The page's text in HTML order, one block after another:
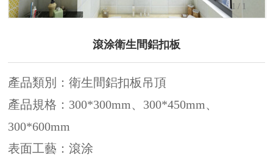
1 /1
滾涂衛生間鋁扣板
產品類別：衛生間鋁扣板吊頂
產品規格：300*300mm、300*450mm、
300*600mm
表面工藝：滾涂